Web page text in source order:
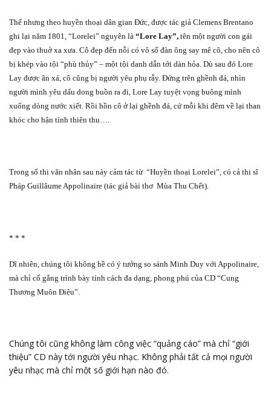
Thế nhưng theo huyền thoại dân gian Đức, được tác giả Clemens Brentano
ghi lại năm 1801, “Lorelei” nguyên là “Lore Lay”, tên một người con gái
đẹp vào thuở xa xưa. Cô đẹp đến nỗi có vô số đàn ông say mê cô, cho nên cô
bị khép vào tội “phù thủy” – một tội danh dẫn tới dàn hỏa. Dù sau đó Lore
Lay được ân xá, cô cũng bị người yêu phụ rẫy. Đứng trên ghềnh đá, nhìn
người mình yêu dấu dong buồn ra đi, Lore Lay tuyệt vọng buông mình
xuống dòng nước xiết. Rồi hồn cô ở lại ghềnh đá, cứ mỗi khi đêm về lại than
khóc cho hận tình thiên thu….
Trong số thi văn nhân sau này cảm tác từ “Huyền thoại Lorelei”, có cả thi sĩ
Pháp Guillâume Appolinaire (tác giả bài thơ Mùa Thu Chết).
* * *
Dĩ nhiên, chúng tôi không hề có ý tưởng so sánh Minh Duy với Appolinaire,
mà chỉ cố gắng trình bày tính cách đa dạng, phong phú của CD “Cung
Thương Muôn Điệu”.
Chúng tôi cũng không làm công việc “quảng cáo” mà chỉ “giới
thiệu” CD này tới người yêu nhạc. Không phải tất cả mọi người
yêu nhạc mà chỉ một số giới hạn nào đó.